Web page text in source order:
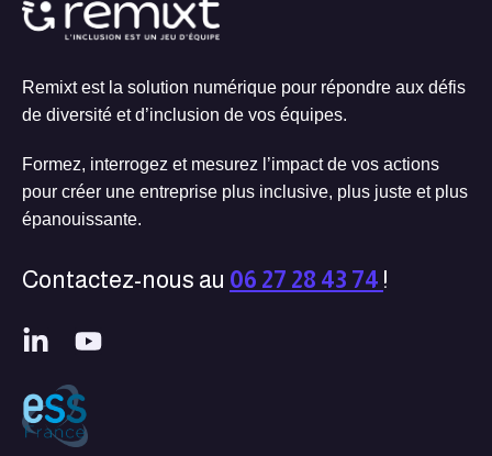
Remixt est la solution numérique pour répondre aux défis
de diversité et d’inclusion de vos équipes.
Formez, interrogez et mesurez l’impact de vos actions
pour créer une entreprise plus inclusive, plus juste et plus
épanouissante.
Contactez-nous au 06 27 28 43 74 !